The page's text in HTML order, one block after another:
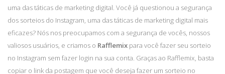
uma das táticas de marketing digital. Você já questionou a segurança
dos sorteios do Instagram, uma das táticas de marketing digital mais
eficazes? Nós nos preocupamos com a segurança de vocês, nossos
valiosos usuários, e criamos o Rafflemix para você fazer seu sorteio
no Instagram sem fazer login na sua conta. Graças ao Rafflemix, basta
copiar o link da postagem que você deseja fazer um sorteio no